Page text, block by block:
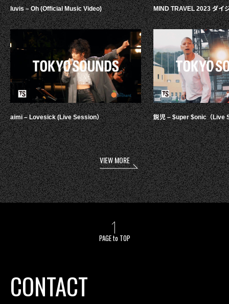
luvis – Oh (Official Music Video)
aimi – Lovesick (Live Session）
MIND TRAVEL 2023 ダイ
鋭児 – $uper $onic（Live
VIEW MORE
PAGE to TOP
CONTACT